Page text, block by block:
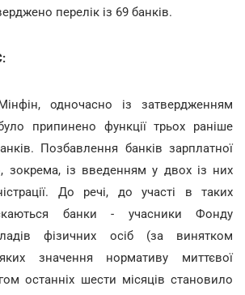
перелік із 69 банків.
одночасно із затвердженням
припинено функції трьох раніше
Позбавлення банків зарплатної
зокрема, із введенням у двох із них
До речі, до участі в таких
банки - учасники Фонду
фізичних осіб (за винятком
значення нормативу миттєвої
останніх шести місяців становило